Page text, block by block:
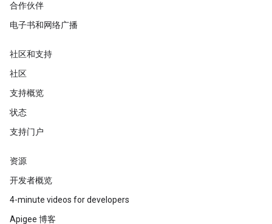
合作伙伴
电子书和网络广播
社区和支持
社区
支持概览
状态
支持门户
资源
开发者概览
4-minute videos for developers
Apigee 博客